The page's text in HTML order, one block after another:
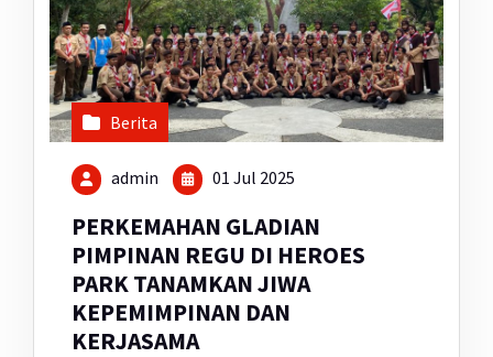
Berita
admin 01 Jul 2025
PERKEMAHAN GLADIAN
PIMPINAN REGU DI HEROES
PARK TANAMKAN JIWA
KEPEMIMPINAN DAN
KERJASAMA